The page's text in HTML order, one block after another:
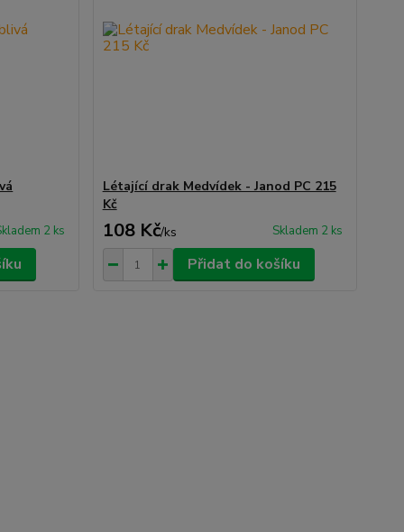
2 ks
Létající drak Medvídek - Janod PC 215
Kč
108 Kč/ks Skladem 2 ks
Přidat do košíku